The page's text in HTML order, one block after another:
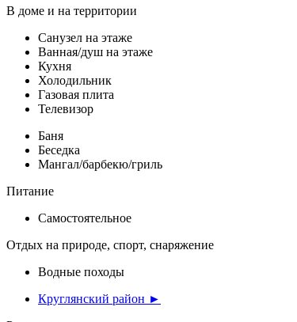
В доме и на территории
Санузел на этаже
Ванная/душ на этаже
Кухня
Холодильник
Газовая плита
Телевизор
Баня
Беседка
Мангал/барбекю/гриль
Питание
Самостоятельное
Отдых на природе, спорт, снаряжение
Водные походы
Круглянский район ►